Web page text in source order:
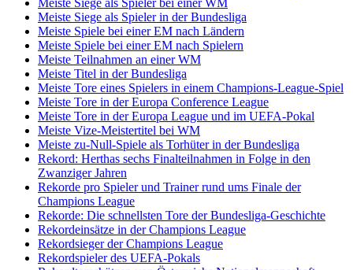
Meiste Siege als Spieler in der Bundesliga
Meiste Spiele bei einer EM nach Ländern
Meiste Spiele bei einer EM nach Spielern
Meiste Teilnahmen an einer WM
Meiste Titel in der Bundesliga
Meiste Tore eines Spielers in einem Champions-League-Spiel
Meiste Tore in der Europa Conference League
Meiste Tore in der Europa League und im UEFA-Pokal
Meiste Vize-Meistertitel bei WM
Meiste zu-Null-Spiele als Torhüter in der Bundesliga
Rekord: Herthas sechs Finalteilnahmen in Folge in den
Zwanziger Jahren
Rekorde pro Spieler und Trainer rund ums Finale der
Champions League
Rekorde: Die schnellsten Tore der Bundesliga-Geschichte
Rekordeinsätze in der Champions League
Rekordsieger der Champions League
Rekordspieler des UEFA-Pokals